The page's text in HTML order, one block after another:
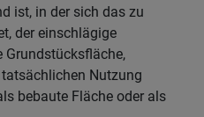
ist, in der sich das zu
der einschlägige
Grundstücksfläche,
Nutzung
bebaute Fläche oder als